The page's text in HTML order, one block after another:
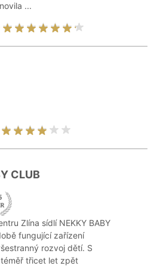
...
CLUB
Zlína sídlí NEKKY BABY
fungující zařízení
rozvoj dětí. S
třicet let zpět